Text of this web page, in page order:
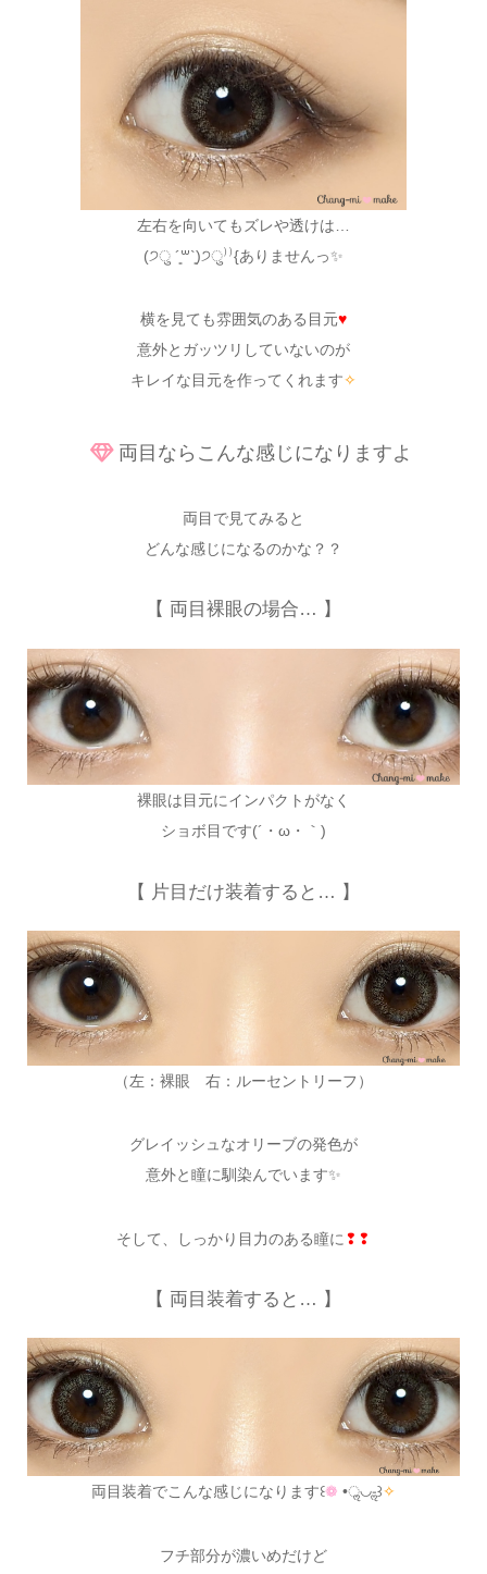
左右を向いてもズレや透けは…
(੭ु ´͈꒳`͈)੭ु⁾⁾{ありませんっ✨
横を見ても雰囲気のある目元♥
意外とガッツリしていないのが
キレイな目元を作ってくれます✧
両目ならこんな感じになりますよ
両目で見てみると
どんな感じになるのかな？？
【 両目裸眼の場合… 】
裸眼は目元にインパクトがなく
ショボ目です(´・ω・｀)
【 片目だけ装着すると… 】
（左：裸眼 右：ルーセントリーフ）
グレイッシュなオリーブの発色が
意外と瞳に馴染んでいます✨
そして、しっかり目力のある瞳に ❢❢
【 両目装着すると… 】
両目装着でこんな感じになります꒰❁ •ॢ◡-ॢ꒱✧
フチ部分が濃いめだけど